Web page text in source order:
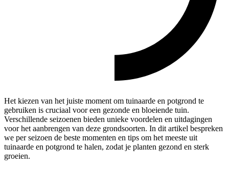
Het kiezen van het juiste moment om tuinaarde en potgrond te
gebruiken is cruciaal voor een gezonde en bloeiende tuin.
Verschillende seizoenen bieden unieke voordelen en uitdagingen
voor het aanbrengen van deze grondsoorten. In dit artikel bespreken
we per seizoen de beste momenten en tips om het meeste uit
tuinaarde en potgrond te halen, zodat je planten gezond en sterk
groeien.